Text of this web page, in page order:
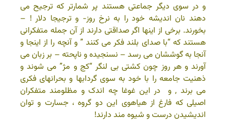
و در سوی دیگر جماعتی هستند پر شمارتر که ترجیح می
دهند نان اندیشه خود را به نرخ روز- و ترجیجا دلار ! –
بخورند. برخی از اینها اگر صداقتی دارند از آن جمله متفکرانی
هستند که “با صدای بلند فکر می کنند ” و آنچه را از اینجا و
آنجا به گوششان می رسد – نسنجیده و ناپحته – بر زبان می
آورند و هر روز چون کشتی بی لنگر “کج و مژ” می شوند و
ذهنیت جامعه را با خود به سوی گردابها و بحرانهای فکری
می برند , و در این غوغا چه اندک و مظلومند متفکران
اصیلی که فارغ از هیاهوی این دو گروه ، جسارت و توان
اندیشیدن درست و شیوه مند دارند!